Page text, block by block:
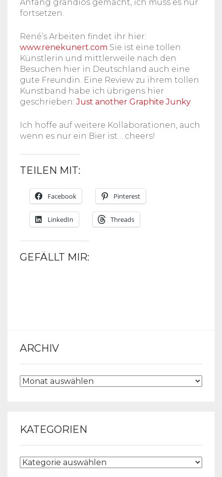
Anfang grandios gemacht, ich muss es nur
fortsetzen.
René’s Arbeiten findet ihr hier:
www.renekunert.com Sie ist eine tollen
Künstlerin und mittlerweile nach den
Besuchen hier in Deutschland auch eine
gute Freundin. Eine Review zu ihrem tollen
Kunstband habe ich übrigens hier
geschrieben:Just another Graphite Junky
Ich hoffe auf weitere Kollaborationen, auch
wenn es nur ein Bier ist… cheers!
TEILEN MIT:
Facebook Pinterest
LinkedIn Threads
GEFÄLLT MIR:
ARCHIV
KATEGORIEN